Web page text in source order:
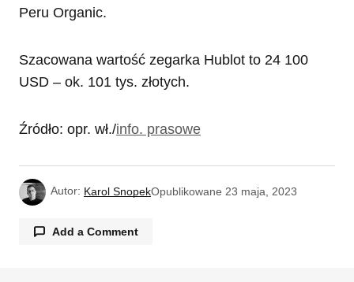
Peru Organic.
Szacowana wartość zegarka Hublot to 24 100
USD – ok. 101 tys. złotych.
Źródło: opr. wł./info. prasowe
Autor: Karol SnopekOpublikowane 23 maja, 2023
Add a Comment